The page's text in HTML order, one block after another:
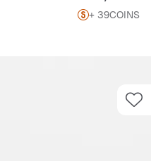
+ 39COINS